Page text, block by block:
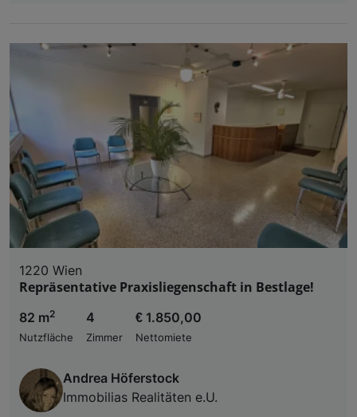
1220 Wien
Repräsentative Praxisliegenschaft in Bestlage!
82 m2
Nutzfläche
4
Zimmer
€ 1.850,00
Nettomiete
Andrea Höferstock
Immobilias Realitäten e.U.